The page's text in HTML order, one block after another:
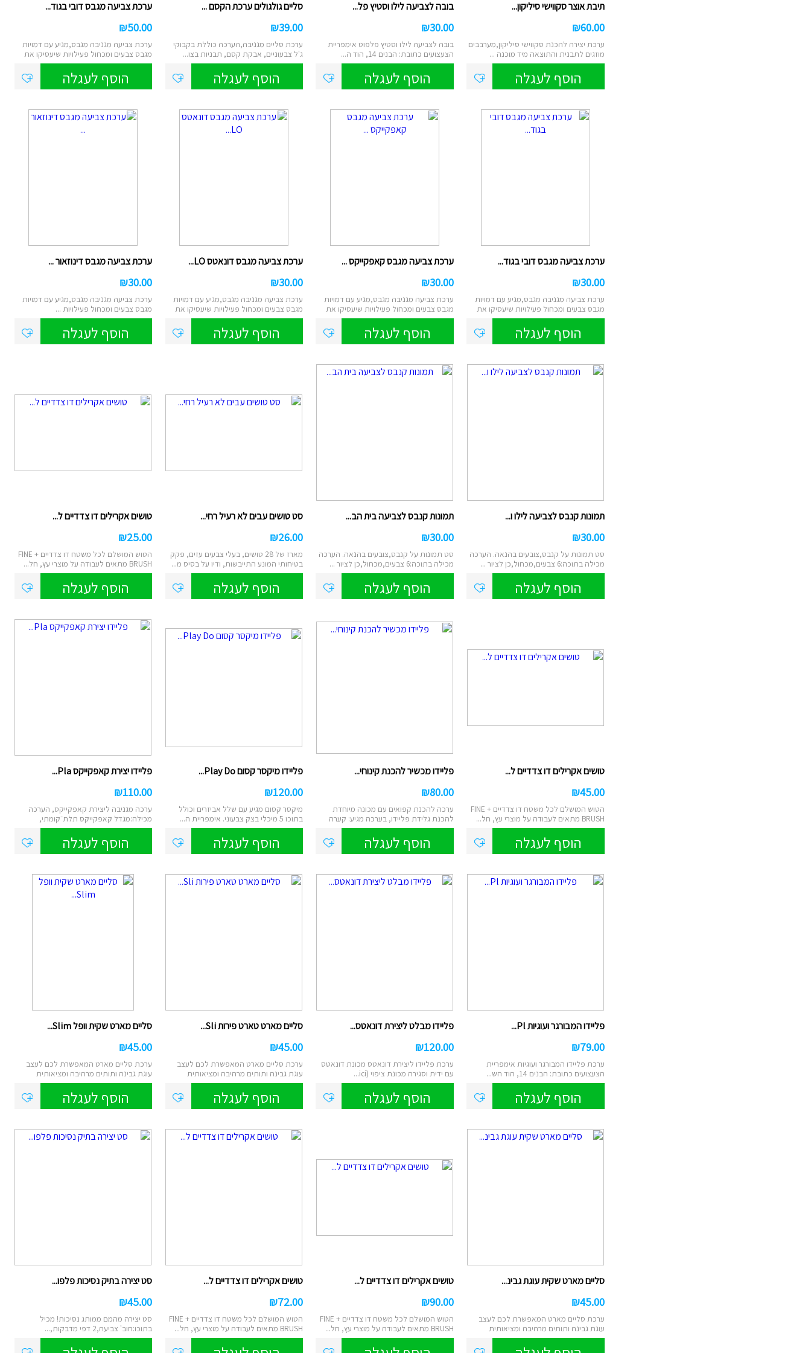
תיבת אוצר סקווישי סיליקון...
60.00
₪
ערכת יצירה להכנת סקווישי סיליקון,מערבבים
מוזגים לתבנית והתוצאה מיד מוכנה ...
הוסף לעגלה
בובה לצביעה לילו וסטיץ פל...
30.00
₪
בובה לצביעה לילו וסטיץ פלפוט אימפריית
הצעצועים כתובת: הבנים 14, הוד ה...
הוסף לעגלה
סליים גולגולים ערכת הקסם ...
39.00
₪
ערכת סליים מגניבה,הערכה כוללת בקבוקי
ג'ל צבעוניים, אבקת קסם, תבניות בצו...
הוסף לעגלה
ערכת צביעה מגבס דובי בגוד...
50.00
₪
ערכת צביעה מגניבה מגבס,מגיע עם דמויות
מגבס צבעים ומכחול פעילויות שיעסיקו את
ה...
הוסף לעגלה
ערכת צביעה מגבס דובי בגוד...
30.00
₪
ערכת צביעה מגניבה מגבס,מגיע עם דמויות
מגבס צבעים ומכחול פעילויות שיעסיקו את
ה...
הוסף לעגלה
ערכת צביעה מגבס קאפקייקס ...
30.00
₪
ערכת צביעה מגניבה מגבס,מגיע עם דמויות
מגבס צבעים ומכחול פעילויות שיעסיקו את
ה...
הוסף לעגלה
ערכת צביעה מגבס דונאטס LO...
30.00
₪
ערכת צביעה מגניבה מגבס,מגיע עם דמויות
מגבס צבעים ומכחול פעילויות שיעסיקו את
ה...
הוסף לעגלה
ערכת צביעה מגבס דינוזאור ...
30.00
₪
ערכת צביעה מגניבה מגבס,מגיע עם דמויות
מגבס צבעים ומכחול פעילויות ...
הוסף לעגלה
תמונות קנבס לצביעה לילו ו...
30.00
₪
סט תמונות על קנבס,צובעים בהנאה. הערכה
מכילה בתוכה:6 צבעים,מכחול,כן לציור ...
הוסף לעגלה
תמונות קנבס לצביעה בית הב...
30.00
₪
סט תמונות על קנבס,צובעים בהנאה. הערכה
מכילה בתוכה:6 צבעים,מכחול,כן לציור ...
הוסף לעגלה
סט טושים עבים לא רעיל רחי...
26.00
₪
מארז של 28 טושים, בעלי צבעים עזים, פקק
בטיחותי המונע התייבשות, ודיו על בסיס מ...
הוסף לעגלה
טושים אקרילים דו צדדיים ל...
25.00
₪
הטוש המושלם לכל משטח דו צדדיים FINE +
BRUSH מתאים לעבודה על מוצרי עץ, חל...
הוסף לעגלה
טושים אקרילים דו צדדיים ל...
45.00
₪
הטוש המושלם לכל משטח דו צדדיים FINE +
BRUSH מתאים לעבודה על מוצרי עץ, חל...
הוסף לעגלה
פליידו מכשיר להכנת קינוחי...
80.00
₪
ערכה להכנת קפואים עם מכונה מיוחדת
להכנת גלידת פליידו, בערכה מגיע: קערה
עם...
הוסף לעגלה
פליידו מיקסר קסום Play Do...
120.00
₪
מיקסר קסום מגיע עם שלל אביזרים וכולל
בתוכו 5 מיכלי בצק צבעוני. אימפריית ה...
הוסף לעגלה
פליידו יצירת קאפקייקס Pla...
110.00
₪
ערכה מגניבה ליצירת קאפקייקס, הערכה
מכילה:מגדל קאפקייקס תלת־קומתי,
תבניות...
הוסף לעגלה
פליידו המבורגר ועוגיות Pl...
79.00
₪
ערכת פליידו המבורגר ועוגיות אימפריית
הצעצועים כתובת: הבנים 14, הוד הש...
הוסף לעגלה
פליידו מבלט ליצירת דונאטס...
120.00
₪
ערכת פליידו ליצירת דונאטס מכונת דונאטס
עם ידית וסגירה מכונת ציפוי (ici...
הוסף לעגלה
סליים מארט טארט פירות Sli...
45.00
₪
ערכת סליים מארט המאפשרת לכם לעצב
עוגת גבינה ותותים מרהיבה ומציאותית
במיוחד! ...
הוסף לעגלה
סליים מארט שקית וופל Slim...
45.00
₪
ערכת סליים מארט המאפשרת לכם לעצב
עוגת גבינה ותותים מרהיבה ומציאותית
במיוחד! ...
הוסף לעגלה
סליים מארט שקית עוגת גבינ...
45.00
₪
ערכת סליים מארט המאפשרת לכם לעצב
עוגת גבינה ותותים מרהיבה ומציאותית
במיוחד! ...
טושים אקרילים דו צדדיים ל...
90.00
₪
הטוש המושלם לכל משטח דו צדדיים FINE +
BRUSH מתאים לעבודה על מוצרי עץ, חל...
טושים אקרילים דו צדדיים ל...
72.00
₪
הטוש המושלם לכל משטח דו צדדיים FINE +
BRUSH מתאים לעבודה על מוצרי עץ, חל...
סט יצירה בתיק נסיכות פלפו...
45.00
₪
סט יצירה מהמם ממותג נסיכות! מכיל
בתוכו:חוב' צביעה,2 דפי מדבקות,...